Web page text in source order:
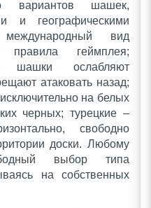
вариантов шашек,
и географическими
вид
правила геймплея;
шашки ослабляют
атаковать назад;
на белых
черных; турецкие –
свободно
доски. Любому
выбор типа
на собственных